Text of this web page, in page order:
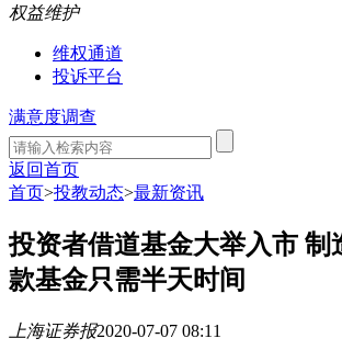
权益维护
维权通道
投诉平台
满意度调查
返回首页
首页>投教动态>最新资讯
投资者借道基金大举入市 制
款基金只需半天时间
上海证券报2020-07-07 08:11